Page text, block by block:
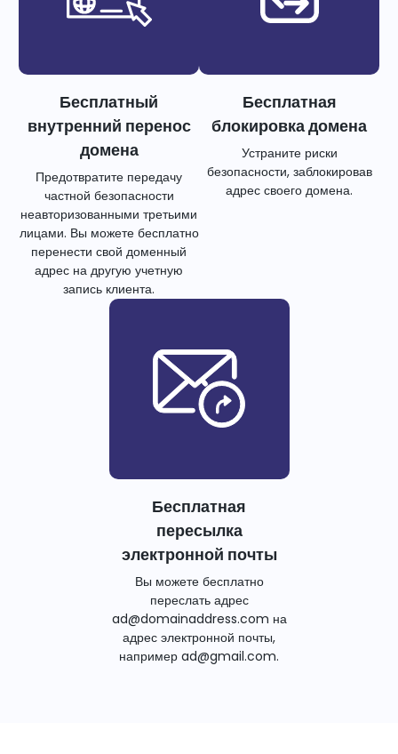
Бесплатный
внутренний перенос
домена
Предотвратите передачу
частной безопасности
неавторизованными третьими
лицами. Вы можете бесплатно
перенести свой доменный
адрес на другую учетную
запись клиента.
Бесплатная
блокировка домена
Устраните риски
безопасности, заблокировав
адрес своего домена.
Бесплатная
пересылка
электронной почты
Вы можете бесплатно
переслать адрес
ad@domainaddress.com на
адрес электронной почты,
например ad@gmail.com.